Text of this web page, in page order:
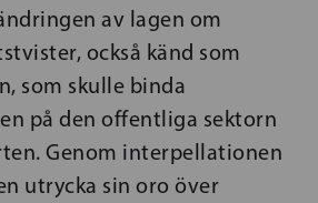
av lagen om
också känd som
som skulle binda
på den offentliga sektorn
Genom interpellationen
utrycka sin oro över